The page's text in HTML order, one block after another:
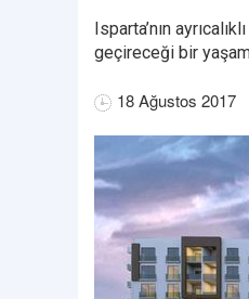
Isparta’nın
geçireceği bir yaşam
18 Ağustos 2017